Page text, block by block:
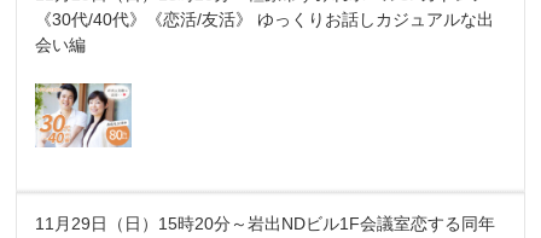
《30代/40代》《恋活/友活》 ゆっくりお話しカジュアルな出
会い編
11月29日（日）15時20分～岩出NDビル1F会議室恋する同年